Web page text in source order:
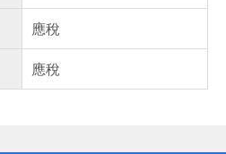
應稅
應稅